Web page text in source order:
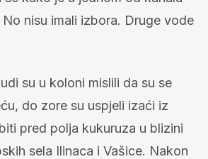
nisu imali izbora. Druge vode
su u koloni mislili da su se
do zore su uspjeli izaći iz
pred polja kukuruza u blizini
sela Ilinaca i Vašice. Nakon